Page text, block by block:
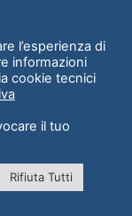
- Sede legale:
Milano
l’esperienza di
informazioni
cookie tecnici
il tuo
Rifiuta Tutti